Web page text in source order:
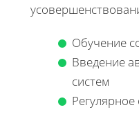
Обучение
Введение
систем